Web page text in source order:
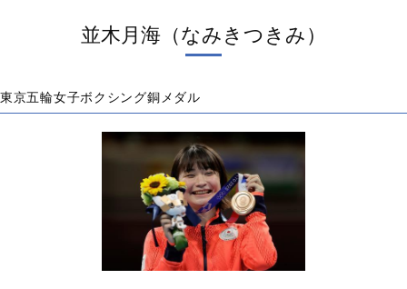
並木月海（なみきつきみ）
東京五輪女子ボクシング銅メダル